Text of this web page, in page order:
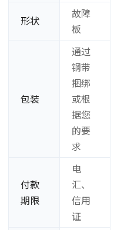
形状
故障
板
包装
通过
钢带
捆绑
或根
据您
的要
求
付款
期限
电
汇、
信用
证